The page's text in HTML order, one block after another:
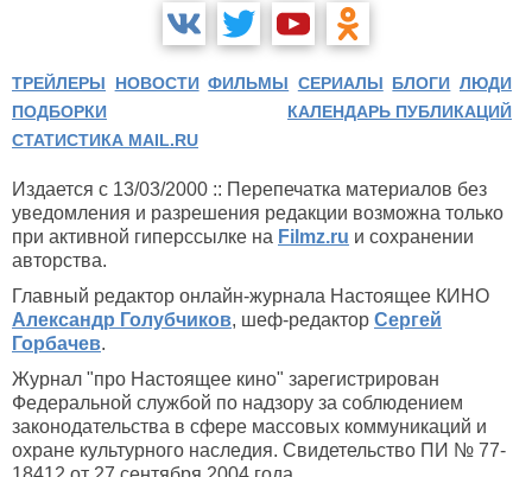
ТРЕЙЛЕРЫ НОВОСТИ ФИЛЬМЫ СЕРИАЛЫ БЛОГИ ЛЮДИ
ПОДБОРКИ
КАЛЕНДАРЬ ПУБЛИКАЦИЙ
СТАТИСТИКА MAIL.RU
Издается с 13/03/2000 :: Перепечатка материалов без
уведомления и разрешения редакции возможна только
при активной гиперссылке на Filmz.ru и сохранении
авторства.
Главный редактор онлайн-журнала Настоящее КИНО
Александр Голубчиков, шеф-редактор Сергей
Горбачев.
Журнал "про Настоящее кино" зарегистрирован
Федеральной службой по надзору за соблюдением
законодательства в сфере массовых коммуникаций и
охране культурного наследия. Свидетельство ПИ № 77-